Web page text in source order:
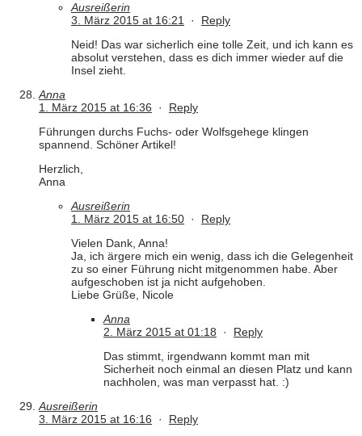
Ausreißerin
3. März 2015 at 16:21 · Reply
Neid! Das war sicherlich eine tolle Zeit, und ich kann es
absolut verstehen, dass es dich immer wieder auf die
Insel zieht.
Anna
1. März 2015 at 16:36 · Reply
Führungen durchs Fuchs- oder Wolfsgehege klingen
spannend. Schöner Artikel!
Herzlich,
Anna
Ausreißerin
1. März 2015 at 16:50 · Reply
Vielen Dank, Anna!
Ja, ich ärgere mich ein wenig, dass ich die Gelegenheit
zu so einer Führung nicht mitgenommen habe. Aber
aufgeschoben ist ja nicht aufgehoben.
Liebe Grüße, Nicole
Anna
2. März 2015 at 01:18 · Reply
Das stimmt, irgendwann kommt man mit
Sicherheit noch einmal an diesen Platz und kann
nachholen, was man verpasst hat. :)
Ausreißerin
3. März 2015 at 16:16 · Reply